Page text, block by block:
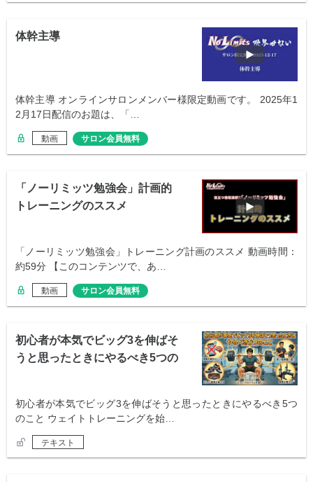
体幹主導
体幹主導 オンラインサロンメンバー様限定動画です。 2025年1
2月17日配信のお題は、「…
動画 サロン会員無料
「ノーリミッツ勉強会」計画的
トレーニングのススメ
「ノーリミッツ勉強会」トレーニング計画のススメ 動画時間：
約59分 【このコンテンツで、あ…
動画 サロン会員無料
初心者が本気でビッグ3を伸ばそ
うと思ったときにやるべき5つの
初心者が本気でビッグ3を伸ばそうと思ったときにやるべき5つ
のこと ウェイトトレーニングを始…
テキスト